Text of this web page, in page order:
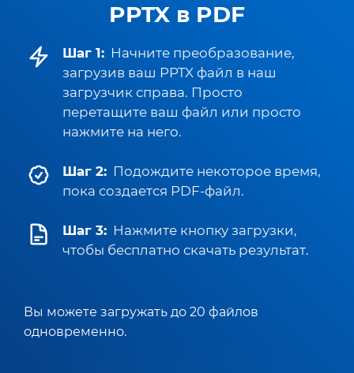
PPTX в PDF
Шаг 1: Начните преобразование,
загрузив ваш PPTX файл в наш
загрузчик справа. Просто
перетащите ваш файл или просто
нажмите на него.
Шаг 2: Подождите некоторое время,
пока создается PDF-файл.
Шаг 3: Нажмите кнопку загрузки,
чтобы бесплатно скачать результат.
Вы можете загружать до 20 файлов
одновременно.